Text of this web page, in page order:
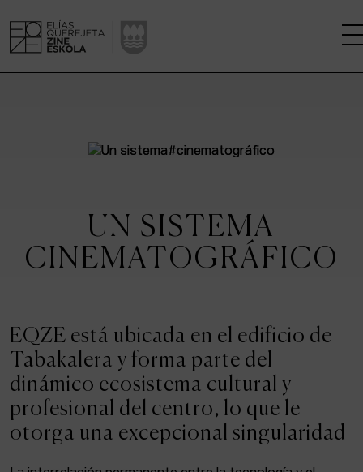
CENTRO DE INVESTIGACIÓN
KINOFABRIKA
LA CASA DEL CINE
ACTUALIDAD
Admisión
Intranet
UN SISTEMA
CINEMATOGRÁFICO
EQZE está ubicada en el edificio de
Tabakalera y forma parte del
dinámico ecosistema cultural y
profesional del centro, lo que le
otorga una excepcional singularidad